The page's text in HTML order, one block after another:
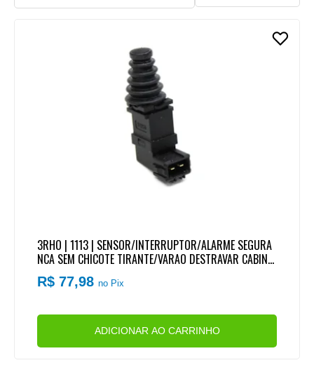
3RHO | 1113 | SENSOR/INTERRUPTOR/ALARME SEGURA
NCA SEM CHICOTE TIRANTE/VARAO DESTRAVAR CABINE
VW CONSTELLATION 2006 A 2015 | FORD CARGO NOVO
PANDA (2012..) (USE CHICOTE TC1021516 OU ETE5814)
R$ 77,98no Pix
ADICIONAR AO CARRINHO